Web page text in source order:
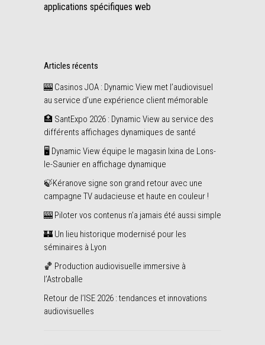
applications spécifiques web
Articles récents
🎰 Casinos JOA : Dynamic View met l’audiovisuel
au service d’une expérience client mémorable
🏥 SantExpo 2026 : Dynamic View au service des
différents affichages dynamiques de santé
🖥️ Dynamic View équipe le magasin Ixina de Lons-
le-Saunier en affichage dynamique
🍃Kéranove signe son grand retour avec une
campagne TV audacieuse et haute en couleur !
🎰 Piloter vos contenus n’a jamais été aussi simple
🏰 Un lieu historique modernisé pour les
séminaires à Lyon
🏀 Production audiovisuelle immersive à
l’Astroballe
Retour de l’ISE 2026 : tendances et innovations
audiovisuelles